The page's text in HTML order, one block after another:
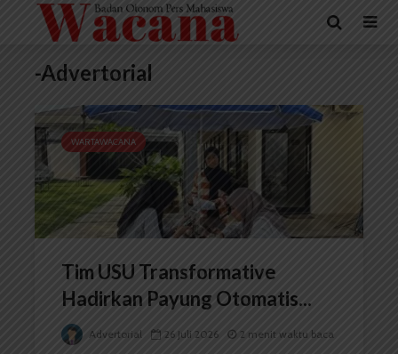
-Advertorial
WARTAWACANA
Tim USU Transformative
Hadirkan Payung Otomatis...
Advertorial 26 Juli 2026 2 menit waktu baca